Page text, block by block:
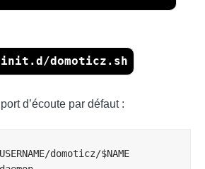
domoticz.sh
d’écoute par défaut :
domoticz/$NAME